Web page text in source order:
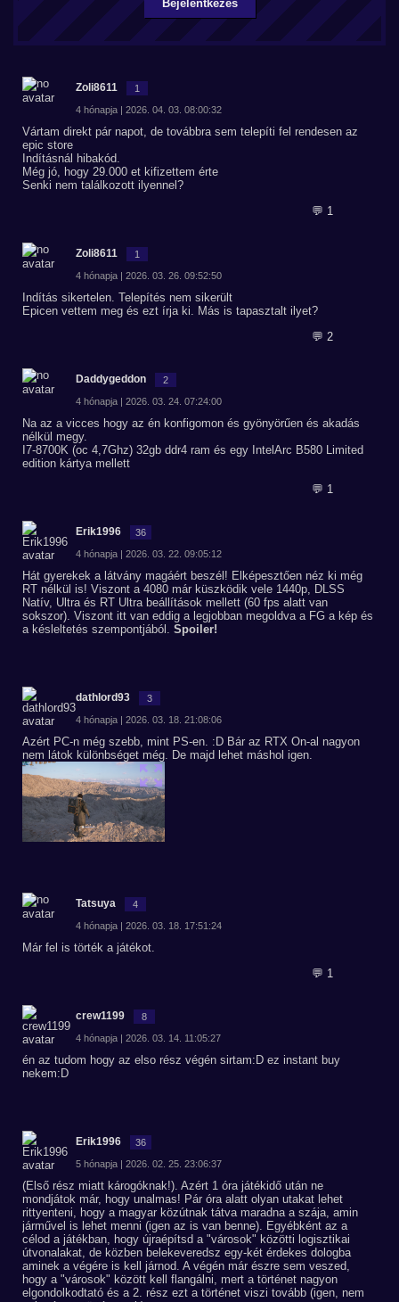
Bejelentkezés
Zoli8611 1
4 hónapja | 2026. 04. 03. 08:00:32
Vártam direkt pár napot, de továbbra sem telepíti fel rendesen az
epic store
Indításnál hibakód.
Még jó, hogy 29.000 et kifizettem érte
Senki nem találkozott ilyennel?
💬 1
Zoli8611 1
4 hónapja | 2026. 03. 26. 09:52:50
Indítás sikertelen. Telepítés nem sikerült
Epicen vettem meg és ezt írja ki. Más is tapasztalt ilyet?
💬 2
Daddygeddon 2
4 hónapja | 2026. 03. 24. 07:24:00
Na az a vicces hogy az én konfigomon és gyönyörűen és akadás
nélkül megy.
I7-8700K (oc 4,7Ghz) 32gb ddr4 ram és egy IntelArc B580 Limited
edition kártya mellett
💬 1
Erik1996 36
4 hónapja | 2026. 03. 22. 09:05:12
Hát gyerekek a látvány magáért beszél! Elképesztően néz ki még
RT nélkül is! Viszont a 4080 már küszködik vele 1440p, DLSS
Natív, Ultra és RT Ultra beállítások mellett (60 fps alatt van
sokszor). Viszont itt van eddig a legjobban megoldva a FG a kép és
a késleltetés szempontjából. Spoiler!
dathlord93 3
4 hónapja | 2026. 03. 18. 21:08:06
Azért PC-n még szebb, mint PS-en. :D Bár az RTX On-al nagyon
nem látok különbséget még. De majd lehet máshol igen.
Tatsuya 4
4 hónapja | 2026. 03. 18. 17:51:24
Már fel is törték a játékot.
💬 1
crew1199 8
4 hónapja | 2026. 03. 14. 11:05:27
én az tudom hogy az elso rész végén sirtam:D ez instant buy
nekem:D
Erik1996 36
5 hónapja | 2026. 02. 25. 23:06:37
(Első rész miatt károgóknak!). Azért 1 óra játékidő után ne
mondjátok már, hogy unalmas! Pár óra alatt olyan utakat lehet
rittyenteni, hogy a magyar közútnak tátva maradna a szája, amin
járművel is lehet menni (igen az is van benne). Egyébként az a
célod a játékban, hogy újraépítsd a "városok" közötti logisztikai
útvonalakat, de közben belekeveredsz egy-két érdekes dologba
aminek a végére is kell járnod. A végén már észre sem veszed,
hogy a "városok" között kell flangálni, mert a történet nagyon
elgondolkodtató és a 2. rész ezt a történet viszi tovább (igen, nem